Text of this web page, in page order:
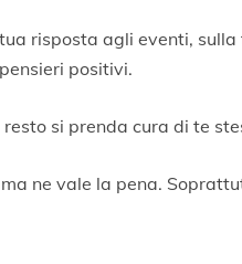
risposta agli eventi,
positivi.
si prenda cura di te
ne vale la pena.